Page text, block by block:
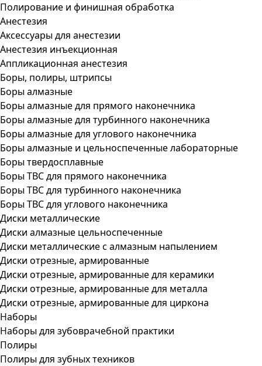
Полирование и финишная обработка
Анестезия
Аксессуары для анестезии
Анестезия инъекционная
Аппликационная анестезия
Боры, полиры, штрипсы
Боры алмазные
Боры алмазные для прямого наконечника
Боры алмазные для турбинного наконечника
Боры алмазные для углового наконечника
Боры алмазные и цельноспеченные лабораторные
Боры твердосплавные
Боры ТВС для прямого наконечника
Боры ТВС для турбинного наконечника
Боры ТВС для углового наконечника
Диски металлические
Диски алмазные цельноспеченные
Диски металлические с алмазным напылением
Диски отрезные, армированные
Диски отрезные, армированные для керамики
Диски отрезные, армированные для металла
Диски отрезные, армированные для циркона
Наборы
Наборы для зубоврачебной практики
Полиры
Полиры для зубных техников